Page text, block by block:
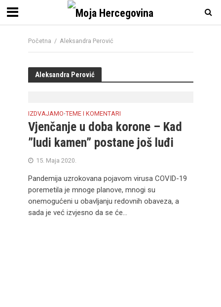
Početna / Aleksandra Perović
Aleksandra Perović
IZDVAJAMO•TEME I KOMENTARI
Vjenčanje u doba korone – Kad
”ludi kamen” postane još luđi
15. Maja 2020.
Pandemija uzrokovana pojavom virusa COVID-19
poremetila je mnoge planove, mnogi su
onemogućeni u obavljanju redovnih obaveza, a
sada je već izvjesno da se će...